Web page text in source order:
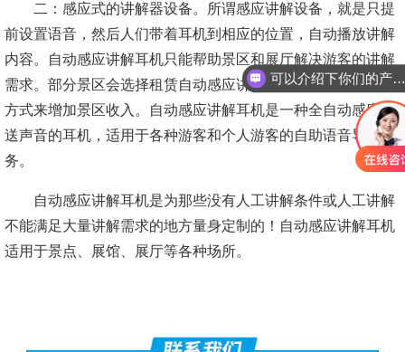
二：感应式的讲解器设备。所谓感应讲解设备，就是只提
前设置语音，然后人们带着耳机到相应的位置，自动播放讲解
内容。自动感应讲解耳机只能帮助景区和展厅解决游客的讲解
需求。部分景区会选择租赁自动感应讲解器耳机，通过租赁的
方式来增加景区收入。自动感应讲解耳机是一种全自动感应推
送声音的耳机，适用于各种游客和个人游客的自助语音导游服
务。
自动感应讲解耳机是为那些没有人工讲解条件或人工讲解
不能满足大量讲解需求的地方量身定制的！自动感应讲解耳机
适用于景点、展馆、展厅等各种场所。
可以介绍下你们的产品么
你们是怎么收费